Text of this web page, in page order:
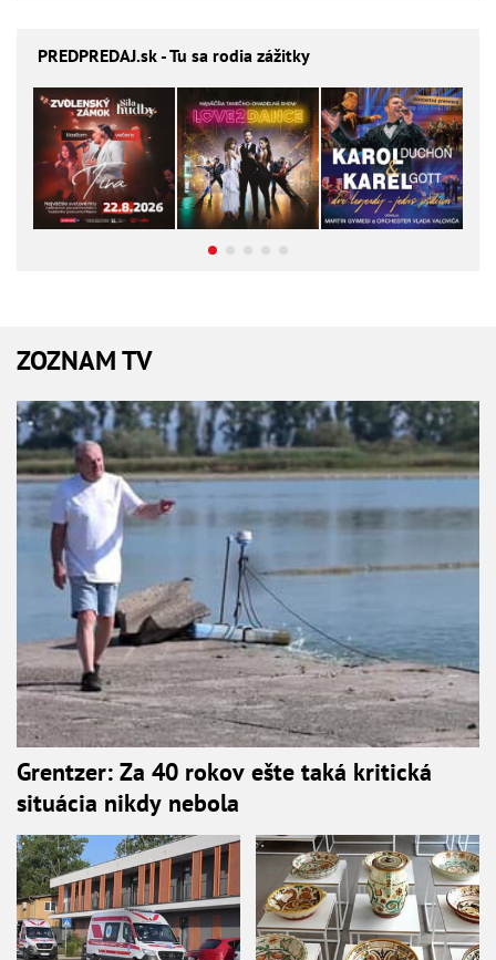
PREDPREDAJ.sk - Tu sa rodia zážitky
ZOZNAM TV
Grentzer: Za 40 rokov ešte taká kritická
situácia nikdy nebola